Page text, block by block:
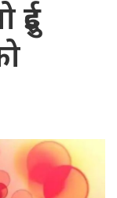
दुई